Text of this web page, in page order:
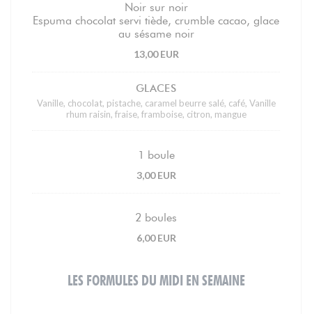
Noir sur noir
Espuma chocolat servi tiède, crumble cacao, glace
au sésame noir
13,00 EUR
GLACES
Vanille, chocolat, pistache, caramel beurre salé, café, Vanille
rhum raisin, fraise, framboise, citron, mangue
1 boule
3,00 EUR
2 boules
6,00 EUR
LES FORMULES DU MIDI EN SEMAINE